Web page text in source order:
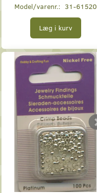
Model/varenr.: 31-61520
Læg i kurv